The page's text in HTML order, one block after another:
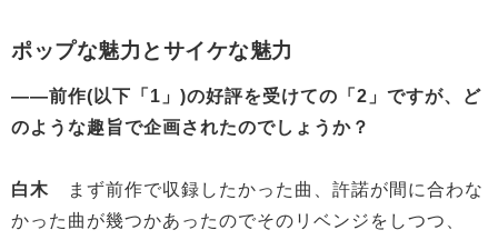
ポップな魅力とサイケな魅力
——前作(以下「1」)の好評を受けての「2」ですが、ど
のような趣旨で企画されたのでしょうか？
白木
まず前作で収録したかった曲、許諾が間に合わな
かった曲が幾つかあったのでそのリベンジをしつつ、